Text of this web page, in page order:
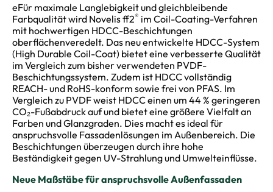
eFür maximale Langlebigkeit und gleichbleibende
Farbqualität wird Novelis ff2® im Coil-Coating-Verfahren
mit hochwertigen HDCC-Beschichtungen
oberflächenveredelt. Das neu entwickelte HDCC-System
(High Durable Coil-Coat) bietet eine verbesserte Qualität
im Vergleich zum bisher verwendeten PVDF-
Beschichtungssystem. Zudem ist HDCC vollständig
REACH- und RoHS-konform sowie frei von PFAS. Im
Vergleich zu PVDF weist HDCC einen um 44 % geringeren
CO₂-Fußabdruck auf und bietet eine größere Vielfalt an
Farben und Glanzgraden. Dies macht es ideal für
anspruchsvolle Fassadenlösungen im Außenbereich. Die
Beschichtungen überzeugen durch ihre hohe
Beständigkeit gegen UV-Strahlung und Umwelteinflüsse.
Neue Maßstäbe für anspruchsvolle Außenfassaden